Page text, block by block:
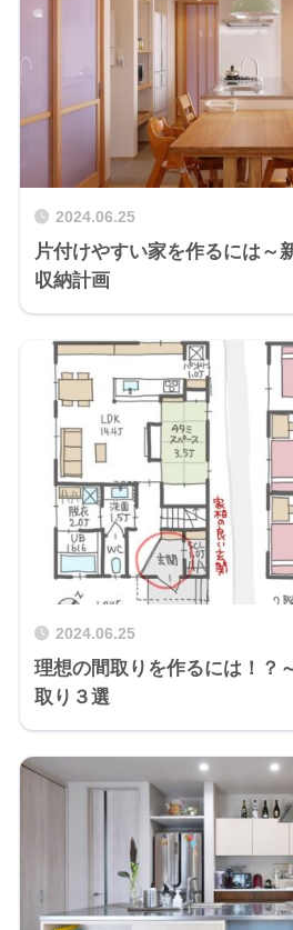
2024.06.25
片付けやすい家を作るには～
収納計画
2024.06.25
理想の間取りを作るには！？
取り３選